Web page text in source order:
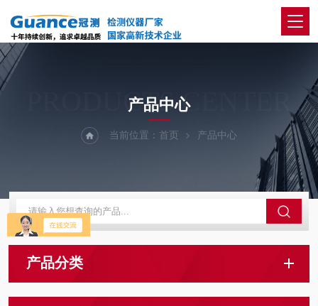
PRODUCTS CENTER
产品中心
当前位置： 首页 产品中心
产品分类